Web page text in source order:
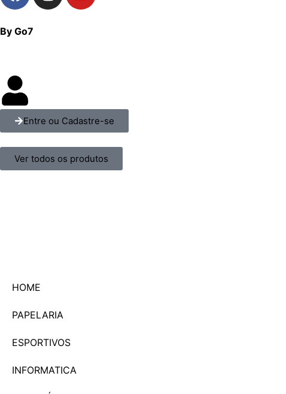
By Go7
Entre ou Cadastre-se
Ver todos os produtos
HOME
PAPELARIA
ESPORTIVOS
INFORMATICA